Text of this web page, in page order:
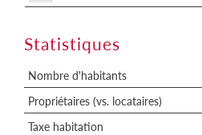
Statistiques
Nombre d'habitants
Propriétaires (vs. locataires)
Taxe habitation